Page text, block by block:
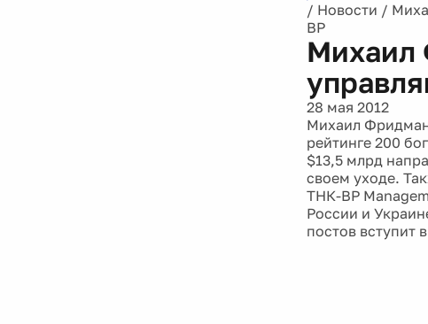
/ Новости /
ВР
Михаил
28 мая 2012
Михаил
рейтинге 200
$13,5 млрд
своем уходе.
ТНК-BP
России и
постов вступит